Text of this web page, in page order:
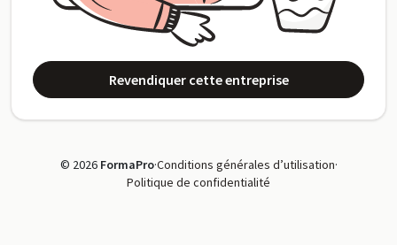
Revendiquer cette entreprise
© 2026 FormaPro·Conditions générales d’utilisation·
Politique de confidentialité